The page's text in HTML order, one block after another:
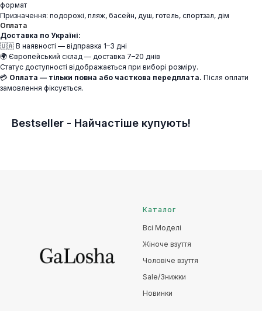
формат
Призначення: подорожі, пляж, басейн, душ, готель, спортзал, дім
Оплата
Доставка по Україні:
🇺🇦 В наявності — відправка 1–3 дні
🌍 Європейський склад — доставка 7–20 днів
Статус доступності відображається при виборі розміру.
💳 Оплата — тільки повна або часткова передплата. Після оплати
замовлення фіксується.
Bestseller - Найчастіше купують!
Каталог
Всі Моделі
Жіноче взуття
Чоловіче взуття
Sale/Знижки
Новинки